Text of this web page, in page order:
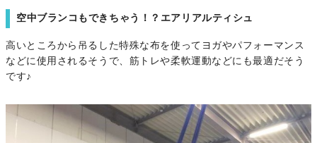
空中ブランコもできちゃう！？エアリアルティシュ
高いところから吊るした特殊な布を使ってヨガやパフォーマンス
などに使用されるそうで、筋トレや柔軟運動などにも最適だそう
です♪